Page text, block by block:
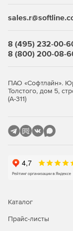
Enterprise
Web для малого
8 (495) 232-00-
8 (800) 200-08-
ПАО «Софтлайн».
Толстого, дом 5,
(А-311)
Каталог
Прайс-листы